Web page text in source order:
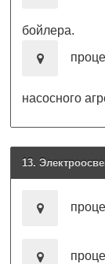
бойлера.
насосного
13.